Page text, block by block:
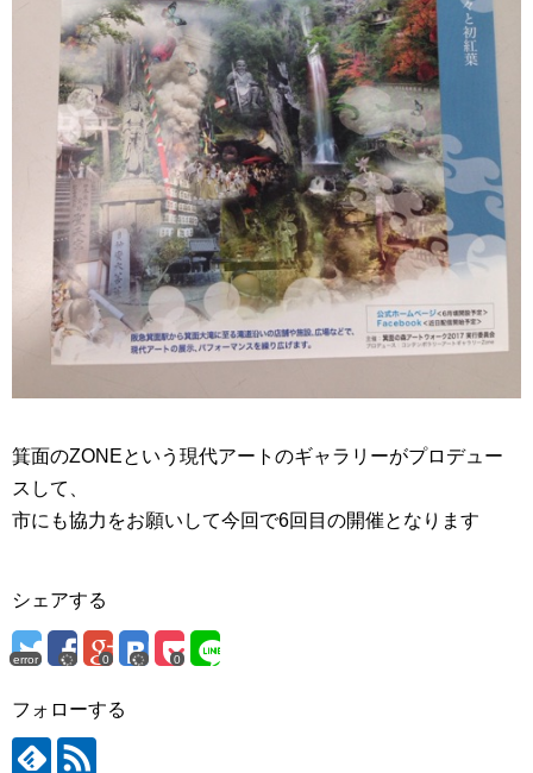
箕面のZONEという現代アートのギャラリーがプロデュー
スして、
市にも協力をお願いして今回で6回目の開催となります
シェアする
error 0 0
フォローする